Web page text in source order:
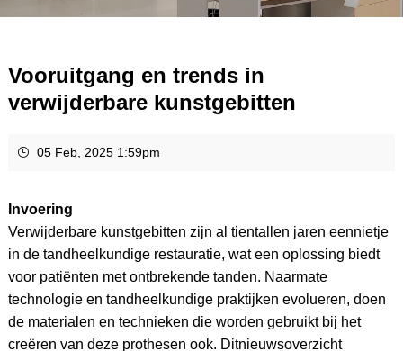
Vooruitgang en trends in
verwijderbare kunstgebitten
05 Feb, 2025 1:59pm
Invoering
Verwijderbare kunstgebitten zijn al tientallen jaren eennietje
in de tandheelkundige restauratie, wat een oplossing biedt
voor patiënten met ontbrekende tanden. Naarmate
technologie en tandheelkundige praktijken evolueren, doen
de materialen en technieken die worden gebruikt bij het
creëren van deze prothesen ook. Ditnieuwsoverzicht